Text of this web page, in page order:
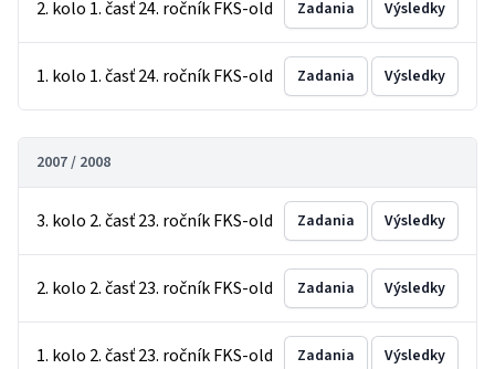
2. kolo 1. časť 24. ročník FKS-old Zadania Výsledky
1. kolo 1. časť 24. ročník FKS-old Zadania Výsledky
2007 / 2008
3. kolo 2. časť 23. ročník FKS-old Zadania Výsledky
2. kolo 2. časť 23. ročník FKS-old Zadania Výsledky
1. kolo 2. časť 23. ročník FKS-old Zadania Výsledky